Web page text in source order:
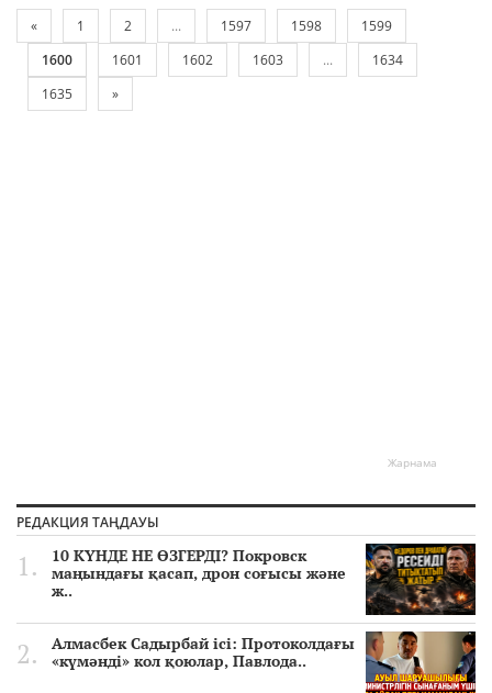
« 1 2 ... 1597 1598
1599
1600
1601 1602 1603 ...
1634
1635
»
Жарнама
РЕДАКЦИЯ ТАҢДАУЫ
10 КҮНДЕ НЕ ӨЗГЕРДІ? Покровск
маңындағы қасап, дрон соғысы және
ж..
Алмасбек Садырбай ісі: Протоколдағы
«күмәнді» кол қоюлар, Павлода..